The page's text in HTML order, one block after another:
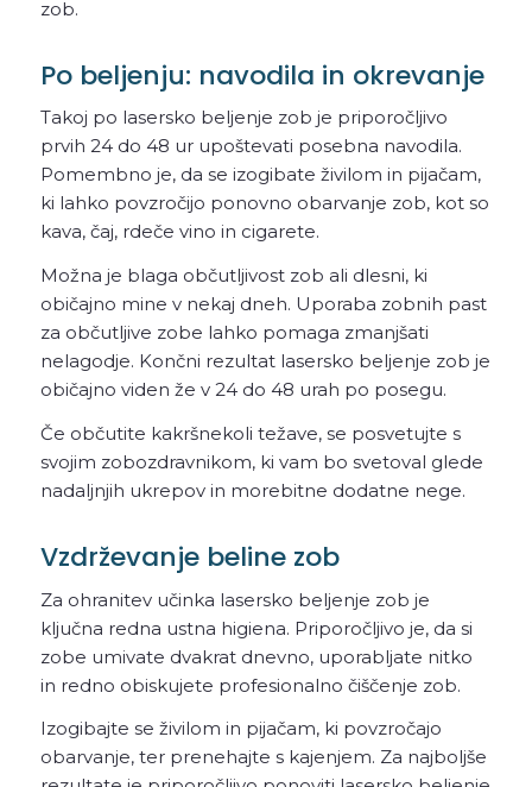
zob.
Po beljenju: navodila in okrevanje
Takoj po lasersko beljenje zob je priporočljivo
prvih 24 do 48 ur upoštevati posebna navodila.
Pomembno je, da se izogibate živilom in pijačam,
ki lahko povzročijo ponovno obarvanje zob, kot so
kava, čaj, rdeče vino in cigarete.
Možna je blaga občutljivost zob ali dlesni, ki
običajno mine v nekaj dneh. Uporaba zobnih past
za občutljive zobe lahko pomaga zmanjšati
nelagodje. Končni rezultat lasersko beljenje zob je
običajno viden že v 24 do 48 urah po posegu.
Če občutite kakršnekoli težave, se posvetujte s
svojim zobozdravnikom, ki vam bo svetoval glede
nadaljnjih ukrepov in morebitne dodatne nege.
Vzdrževanje beline zob
Za ohranitev učinka lasersko beljenje zob je
ključna redna ustna higiena. Priporočljivo je, da si
zobe umivate dvakrat dnevno, uporabljate nitko
in redno obiskujete profesionalno čiščenje zob.
Izogibajte se živilom in pijačam, ki povzročajo
obarvanje, ter prenehajte s kajenjem. Za najboljše